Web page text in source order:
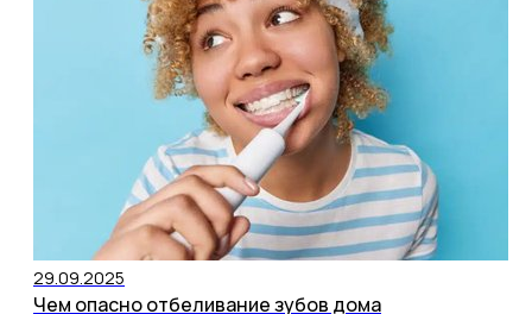
29.09.2025
Чем опасно отбеливание зубов дома